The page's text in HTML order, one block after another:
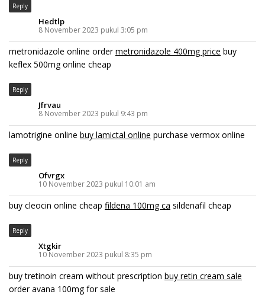
Reply
Hedtlp
8 November 2023 pukul 3:05 pm
metronidazole online ordermetronidazole 400mg price buy
keflex 500mg online cheap
Reply
Jfrvau
8 November 2023 pukul 9:43 pm
lamotrigine online buy lamictal online purchase vermox online
Reply
Ofvrgx
10 November 2023 pukul 10:01 am
buy cleocin online cheap fildena 100mg ca sildenafil cheap
Reply
Xtgkir
10 November 2023 pukul 8:35 pm
buy tretinoin cream without prescription buy retin cream sale
order avana 100mg for sale